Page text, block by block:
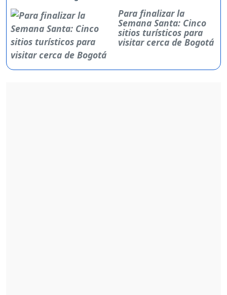
Para finalizar la
Semana Santa: Cinco
sitios turísticos para
visitar cerca de Bogotá